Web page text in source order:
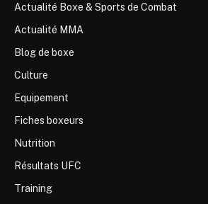
Actualité Boxe & Sports de Combat
Actualité MMA
Blog de boxe
Culture
Equipement
Fiches boxeurs
Nutrition
Résultats UFC
Training